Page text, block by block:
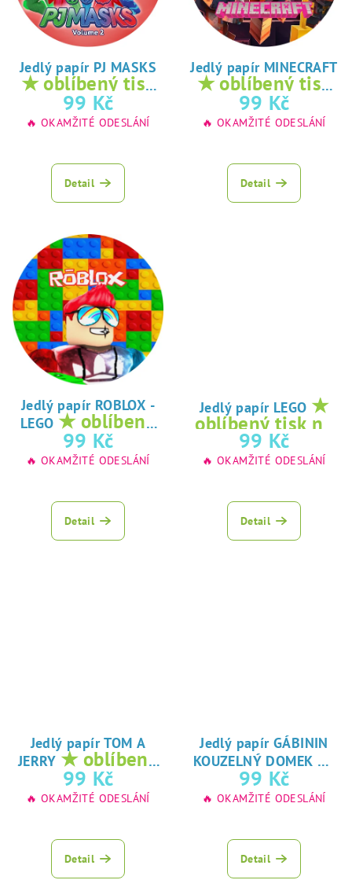
Jedlý papír PJ MASKS
★ oblíbený tisk
na jedlý papír
99 Kč
🔥 OKAMŽITÉ ODESLÁNÍ
Detail
Jedlý papír MINECRAFT
★ oblíbený tisk
na jedlý papír
99 Kč
🔥 OKAMŽITÉ ODESLÁNÍ
Detail
Jedlý papír ROBLOX -
LEGO ★ oblíbený
tisk na jedlý
papír
99 Kč
🔥 OKAMŽITÉ ODESLÁNÍ
Detail
Jedlý papír LEGO ★
oblíbený tisk na
jedlý papír
99 Kč
🔥 OKAMŽITÉ ODESLÁNÍ
Detail
Jedlý papír TOM A
JERRY ★ oblíbený
tisk na jedlý
papír
99 Kč
🔥 OKAMŽITÉ ODESLÁNÍ
Detail
Jedlý papír GÁBININ
KOUZELNÝ DOMEK ★
oblíbený tisk na
jedlý papír
99 Kč
🔥 OKAMŽITÉ ODESLÁNÍ
Detail